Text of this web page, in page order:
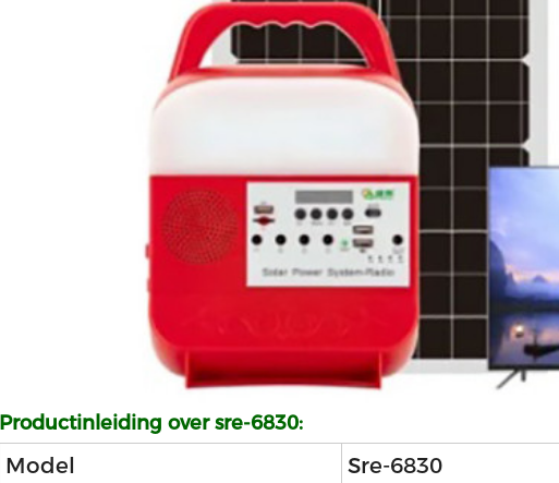
Productinleiding over sre-6830:
Model
Sre-6830